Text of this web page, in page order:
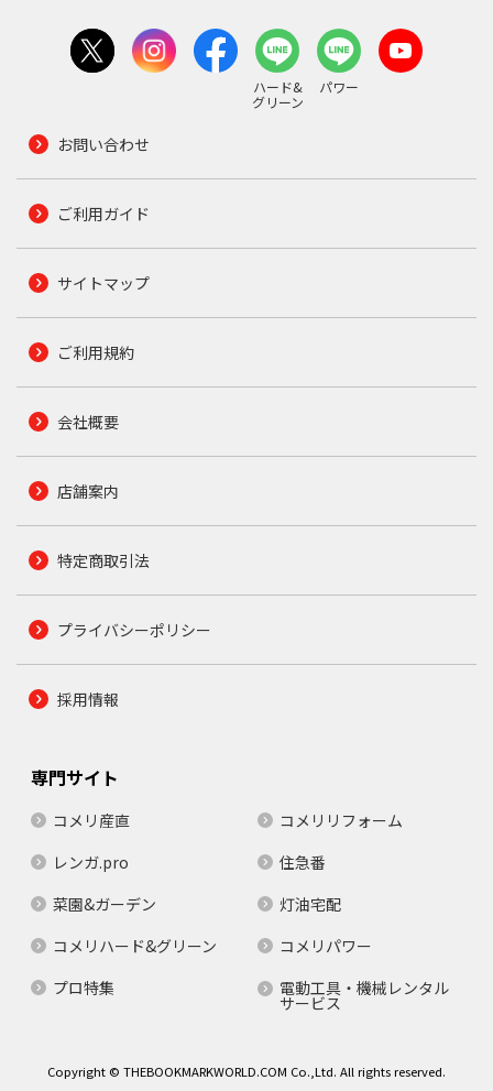
ハード&
グリーン
パワー
お問い合わせ
ご利用ガイド
サイトマップ
ご利用規約
会社概要
店舗案内
特定商取引法
プライバシーポリシー
採用情報
専門サイト
コメリ産直
コメリリフォーム
レンガ.pro
住急番
菜園&ガーデン
灯油宅配
コメリハード&グリーン
コメリパワー
プロ特集
電動工具・機械レンタル
サービス
Copyright © THEBOOKMARKWORLD.COM Co.,Ltd. All rights reserved.